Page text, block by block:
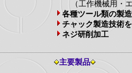
（工作機械用・
各種ツール類の製
チャック製造技術
ネジ研削加工
主要製品